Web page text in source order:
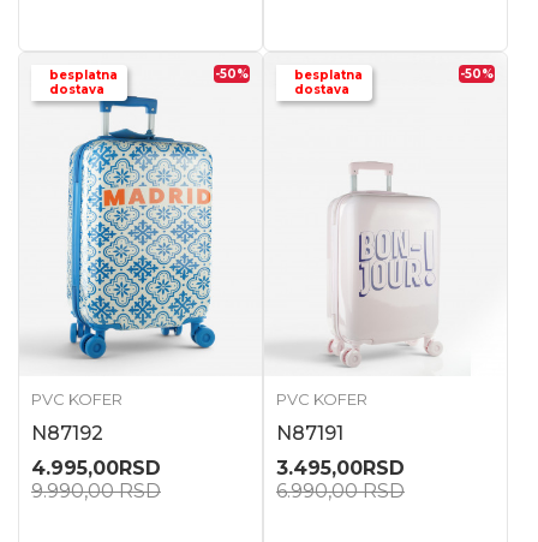
besplatna
dostava
-50%
PVC KOFER
N87192
4.995,00RSD
9.990,00RSD
besplatna
dostava
-50%
PVC KOFER
N87191
3.495,00RSD
6.990,00RSD